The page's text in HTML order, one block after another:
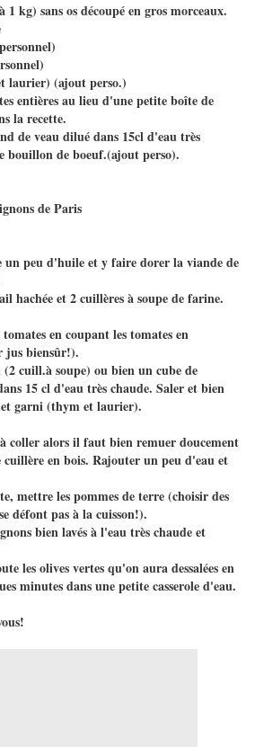
1 kg) sans os découpé en gros morceaux.
laurier) (ajout perso.)
entières au lieu d'une petite boîte de
la recette.
de veau dilué dans 15cl d'eau très
bouillon de boeuf.(ajout perso).
de Paris
un peu d'huile et y faire dorer la viande de
hachée et 2 cuillères à soupe de farine.
en coupant les tomates en
jus biensûr!).
cuill.à soupe) ou bien un cube de
15 cl d'eau très chaude. Saler et bien
garni (thym et laurier).
coller alors il faut bien remuer doucement
cuillère en bois. Rajouter un peu d'eau et
mettre les pommes de terre (choisir des
défont pas à la cuisson!).
bien lavés à l'eau très chaude et
les olives vertes qu'on aura dessalées en
minutes dans une petite casserole d'eau.